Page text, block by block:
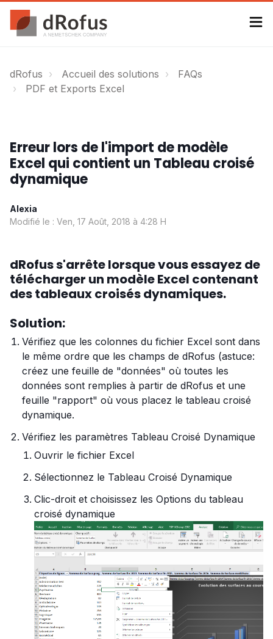
dRofus Accueil des solutions
FAQs
PDF et Exports Excel
Erreur lors de l'import de modèle
Excel qui contient un Tableau croisé
dynamique
Alexia
Modifié le : Ven, 17 Août, 2018 à 4:28 H
dRofus s'arrête lorsque vous essayez de
télécharger un modèle Excel contenant
des tableaux croisés dynamiques.
Solution:
Vérifiez que les colonnes du fichier Excel sont dans
le même ordre que les champs de dRofus (astuce:
créez une feuille de "données" où toutes les
données sont remplies à partir de dRofus et une
feuille "rapport" où vous placez le tableau croisé
dynamique.
Vérifiez les paramètres Tableau Croisé Dynamique
Ouvrir le fichier Excel
Sélectionnez le Tableau Croisé Dynamique
Clic-droit et choisissez les Options du tableau
croisé dynamique